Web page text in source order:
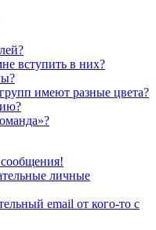
вступить в них?
имеют разные цвета?
личные
email от кого-то с